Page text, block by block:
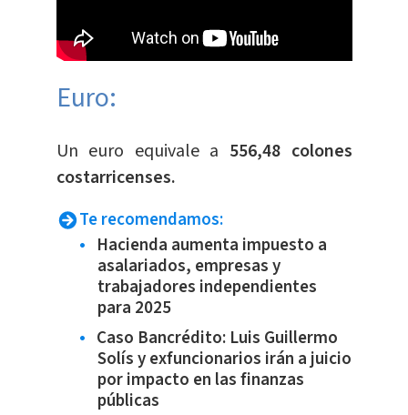
Euro:
​Un euro equivale a 556,48 colones
costarricenses.
Te recomendamos:
Hacienda aumenta impuesto a
asalariados, empresas y
trabajadores independientes
para 2025
Caso Bancrédito: Luis Guillermo
Solís y exfuncionarios irán a juicio
por impacto en las finanzas
públicas